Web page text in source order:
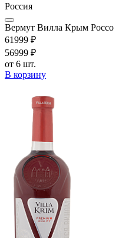
Россия
Вермут Вилла Крым Россо
61999 ₽
56999 ₽
от 6 шт.
В корзину